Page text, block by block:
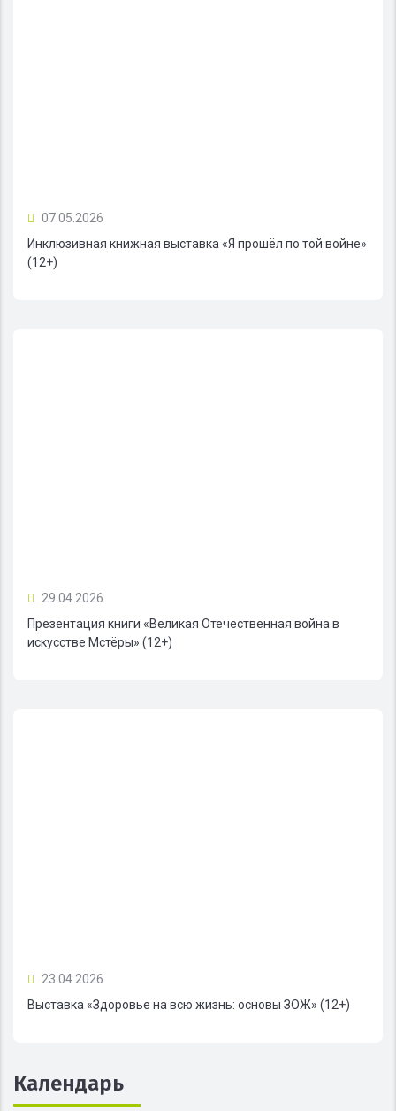
07.05.2026
Инклюзивная книжная выставка «Я прошёл по той войне»
(12+)
29.04.2026
Презентация книги «Великая Отечественная война в
искусстве Мстёры» (12+)
23.04.2026
Выставка «Здоровье на всю жизнь: основы ЗОЖ» (12+)
Календарь